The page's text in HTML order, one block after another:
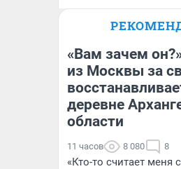
Антон
«Вам зачем
из Москвы за
деревне
области
11 часов 8 080 8
«Кто-то считает меня